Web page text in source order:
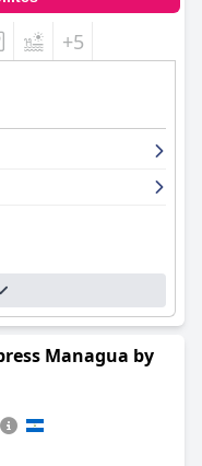
+5
Managua by